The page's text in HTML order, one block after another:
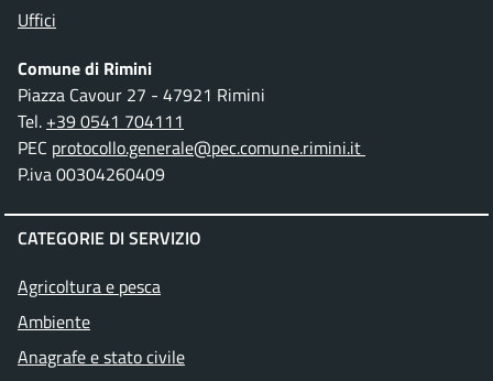
Uffici
Comune di Rimini
Piazza Cavour 27 - 47921 Rimini
Tel. +39 0541 704111
PEC protocollo.generale@pec.comune.rimini.it
P.iva 00304260409
CATEGORIE DI SERVIZIO
Agricoltura e pesca
Ambiente
Anagrafe e stato civile